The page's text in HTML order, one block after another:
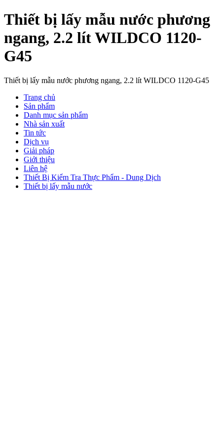
Thiết bị lấy mẫu nước phương
ngang, 2.2 lít WILDCO 1120-
G45
Thiết bị lấy mẫu nước phương ngang, 2.2 lít WILDCO 1120-G45
Trang chủ
Sản phẩm
Danh mục sản phẩm
Nhà sản xuất
Tin tức
Dịch vụ
Giải pháp
Giới thiệu
Liên hệ
Thiết Bị Kiểm Tra Thực Phẩm - Dung Dịch
Thiết bị lấy mẫu nước